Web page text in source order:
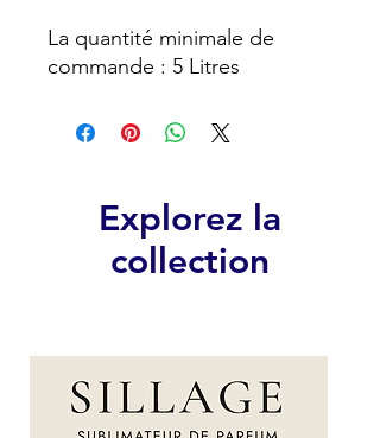
La quantité minimale de
commande : 5 Litres
Explorez la
collection